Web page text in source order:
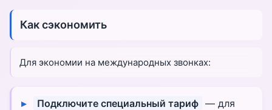
Как сэкономить
Для экономии на международных звонках:
Подключите специальный тариф — для